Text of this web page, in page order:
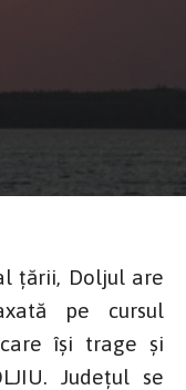
țării, Doljul are
pe cursul
își trage și
Județul se